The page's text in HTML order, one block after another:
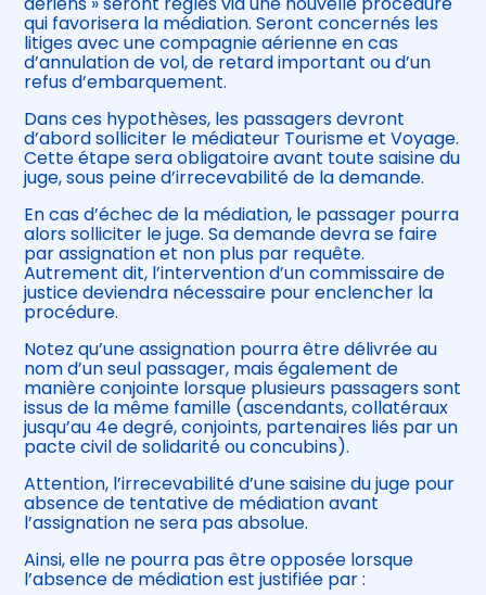
qui favorisera la médiation. Seront concernés les
litiges avec une compagnie aérienne en cas
d’annulation de vol, de retard important ou d’un
refus d’embarquement.
Dans ces hypothèses, les passagers devront
d’abord solliciter le médiateur Tourisme et Voyage.
Cette étape sera obligatoire avant toute saisine du
juge, sous peine d’irrecevabilité de la demande.
En cas d’échec de la médiation, le passager pourra
alors solliciter le juge. Sa demande devra se faire
par assignation et non plus par requête.
Autrement dit, l’intervention d’un commissaire de
justice deviendra nécessaire pour enclencher la
procédure.
Notez qu’une assignation pourra être délivrée au
nom d’un seul passager, mais également de
manière conjointe lorsque plusieurs passagers sont
issus de la même famille (ascendants, collatéraux
jusqu’au 4e degré, conjoints, partenaires liés par un
pacte civil de solidarité ou concubins).
Attention, l’irrecevabilité d’une saisine du juge pour
absence de tentative de médiation avant
l’assignation ne sera pas absolue.
Ainsi, elle ne pourra pas être opposée lorsque
l’absence de médiation est justifiée par :